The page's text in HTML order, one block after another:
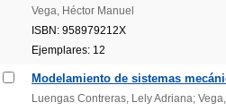
Vega, Héctor Manuel
ISBN: 958979212X
Ejemplares: 12
Modelamiento de sistemas
Luengas Contreras, Lely Adriana;